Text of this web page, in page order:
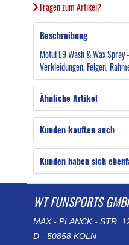
Fragen zum Artikel?
Beschreibung
Motul E9 Wash & Wax
Verkleidungen, Felgen,
Ähnliche Artikel
Kunden kauften auch
Kunden haben sich
WT FUNSPORTS
MAX - PLANCK - STR.
D - 50858 KÖLN